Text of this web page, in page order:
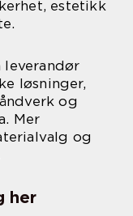
estetikk
leverandør
løsninger,
og
Mer
og
her